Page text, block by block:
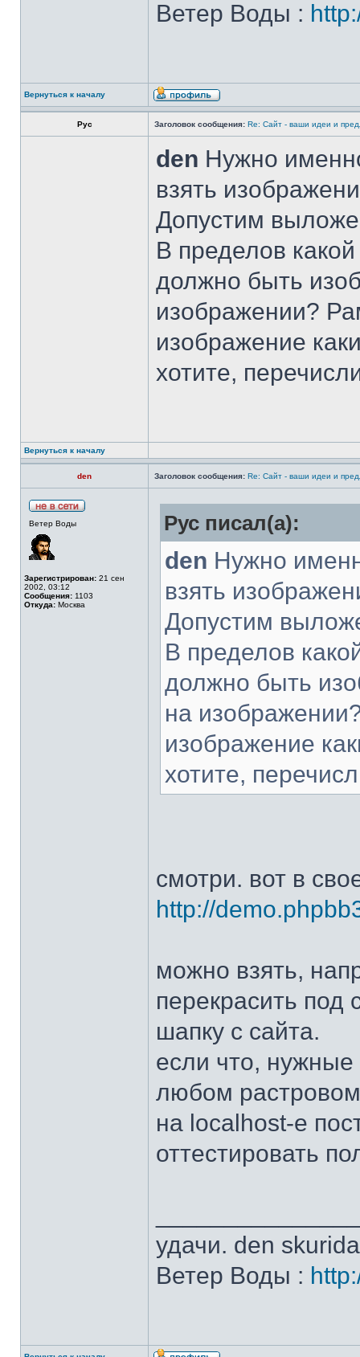
Ветер Воды :
Вернуться к началу
Рус Заголовок сообщения: Re: Сайт - ваши идеи и
den Нужно
взять
Допустим
В пределов
должно быть
изображении?
изображение
хотите,
Вернуться к началу
den Заголовок сообщения: Re: Сайт - ваши идеи и
Ветер Воды
Зарегистрирован: 21 сен
2002, 03:12
Сообщения: 1103
Откуда: Москва
Рус писал(а):
den Нужно
взять
Допустим
В пределов
должно быть
на
изображение
хотите,
смотри. вот в
http://
можно взять,
перекрасить под
шапку с сайта.
если что,
любом
на localhost-е
оттестировать
удачи. den
Ветер Воды :